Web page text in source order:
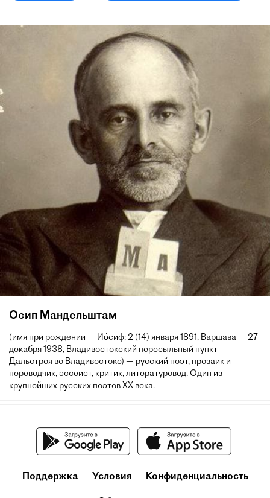
Осип Мандельштам
(имя при рождении — Ио́сиф; 2 (14) января 1891, Варшава — 27
декабря 1938, Владивостокский пересыльный пункт
Дальстроя во Владивостоке) — русский поэт, прозаик и
переводчик, эссеист, критик, литературовед. Один из
крупнейших русских поэтов XX века.
Поддержка Условия Конфиденциальность